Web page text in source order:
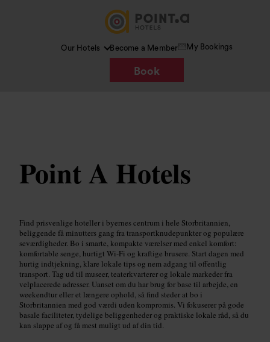
Our Hotels Become a Member My Bookings
Book
Point A Hotels
Find prisvenlige hoteller i byernes centrum i hele Storbritannien,
beliggende få minutters gang fra transportknudepunkter og populære
seværdigheder. Bo i smarte, kompakte værelser med enkel komfort:
komfortable senge, hurtigt Wi-Fi og kraftige brusere. Start dagen med
hurtig indtjekning, klare lokale tips og nem adgang til offentlig
transport. Tag ud til museer, teaterkvarterer og lokale markeder fra
velplacerede adresser. Uanset om du har brug for base til arbejde, en
weekendtur eller et længere ophold, så find steder at bo i
Storbritannien med god værdi uden kompromis. Vi fokuserer på gode
basale faciliteter, tydelige beliggenheder og praktiske lokale råd, så du
kan slappe af og få mest muligt ud af din tid.